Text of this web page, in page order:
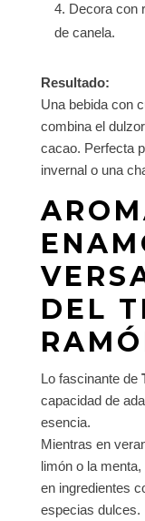
Decora con
de canela.
Resultado:
Una bebida con
combina el
cacao. Perfecta
invernal o una
DEL
Lo fascinante de
capacidad de
esencia.
Mientras en
limón o la
en ingredientes
especias dulces.